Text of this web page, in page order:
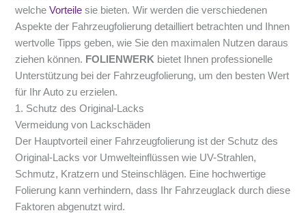
welcheVorteile sie bieten. Wir werden die verschiedenen
Aspekte der Fahrzeugfolierung detailliert betrachten und Ihnen
wertvolle Tipps geben, wie Sie den maximalen Nutzen daraus
ziehen können. FOLIENWERK bietet Ihnen professionelle
Unterstützung bei der Fahrzeugfolierung, um den besten Wert
für Ihr Auto zu erzielen.
1. Schutz des Original-Lacks
Vermeidung von Lackschäden
Der Hauptvorteil einer Fahrzeugfolierung ist der Schutz des
Original-Lacks vor Umwelteinflüssen wie UV-Strahlen,
Schmutz, Kratzern und Steinschlägen. Eine hochwertige
Folierung kann verhindern, dass Ihr Fahrzeuglack durch diese
Faktoren abgenutzt wird.